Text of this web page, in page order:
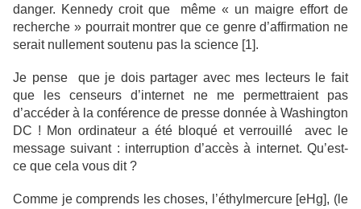
danger. Kennedy croit que même « un maigre effort de
recherche » pourrait montrer que ce genre d’affirmation ne
serait nullement soutenu pas la science [1].
Je pense que je dois partager avec mes lecteurs le fait
que les censeurs d’internet ne me permettraient pas
d’accéder à la conférence de presse donnée à Washington
DC ! Mon ordinateur a été bloqué et verrouillé avec le
message suivant : interruption d’accès à internet. Qu’est-
ce que cela vous dit ?
Comme je comprends les choses, l’éthylmercure [eHg], (le